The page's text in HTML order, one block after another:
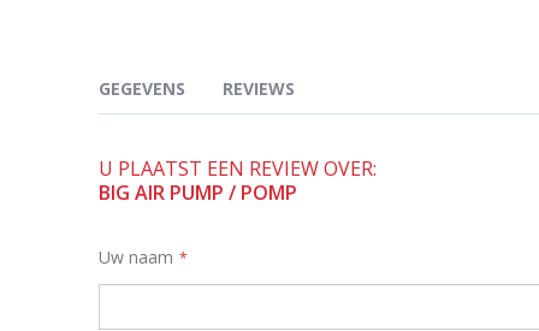
GEGEVENS
Supplied with 4 adapters to meet different valves
Max pressure : 2.0 bar = 13 PSI.
REVIEWS
U PLAATST EEN REVIEW OVER:
BIG AIR PUMP / POMP
Uw naam